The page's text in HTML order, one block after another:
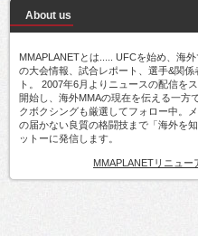
About us
MMAPLANETとは..... UFCを始め、海
の大会情報、試合レポート、選手&関
ト。 2007年6月よりニュースの配信を
開始し、海外MMAの現在を伝える一方
クボクシングも厳選してフォロー中。
の届かない良質の格闘技まで「海外を
ットーに発信します。
MMAPLANETリニュー